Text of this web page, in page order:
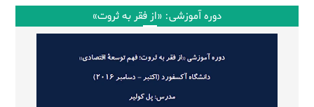
دوره آموزشی: «از فقر به ثروت»